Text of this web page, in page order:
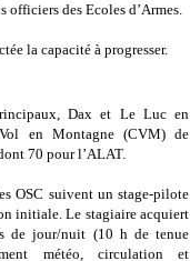
officiers des Ecoles d’Armes.
la capacité à progresser.
Dax et Le Luc en
en Montagne (CVM) de
70 pour l’ALAT.
OSC suivent un stage-pilote
initiale. Le stagiaire acquiert
de jour/nuit (10 h de tenue
météo, circulation et